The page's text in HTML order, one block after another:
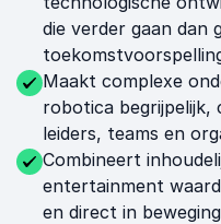
die verder gaan dan
Maakt complexe
robotica
leiders, teams en
Combineert
entertainment
en direct in